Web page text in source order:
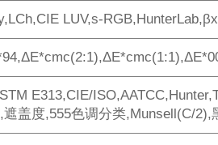
LUV,s-
E313,CIE/
盖度,555色调分类,Munsell(C/